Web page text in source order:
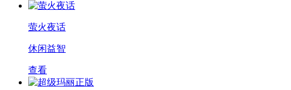
萤火夜话
休闲益智
查看